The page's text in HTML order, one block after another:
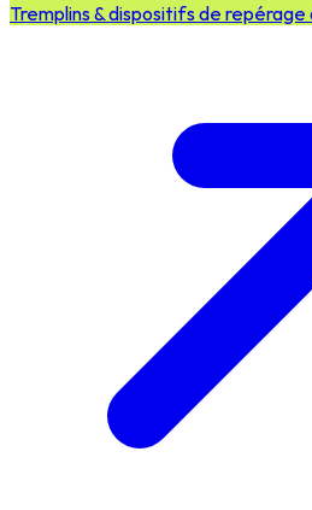
Tremplins & dispositifs de